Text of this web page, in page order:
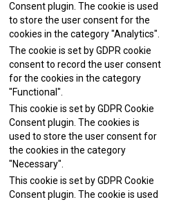
Consent plugin. The cookie is used
to store the user consent for the
cookies in the category "Analytics".
The cookie is set by GDPR cookie
consent to record the user consent
for the cookies in the category
"Functional".
This cookie is set by GDPR Cookie
Consent plugin. The cookies is
used to store the user consent for
the cookies in the category
"Necessary".
This cookie is set by GDPR Cookie
Consent plugin. The cookie is used